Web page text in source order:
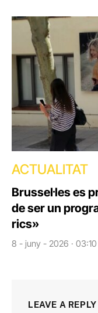
ACTUALITAT
Brussel·les es
de ser un
rics»
8 - juny - 2026 · 03:10
LEAVE A REPLY